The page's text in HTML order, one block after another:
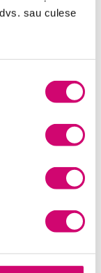
sau culese